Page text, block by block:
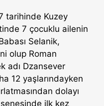
tarihinde Kuzey
7 çocuklu ailenin
Selanik,
olup Roman
adı Dzansever
12 yaşlarındayken
dolayı
ilk kez